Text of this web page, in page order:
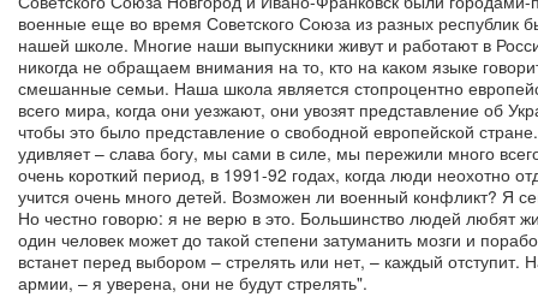
военные еще во время Советского Союза из разных республик
нашей школе. Многие наши выпускники живут и работают в
никогда не обращаем внимания на то, кто на каком языке
смешанные семьи. Наша школа является стопроцентно
всего мира, когда они уезжают, они увозят представление об
чтобы это было представление о свободной европейской
удивляет – слава богу, мы сами в силе, мы пережили много
очень короткий период, в 1991-92 годах, когда люди неохотно
учится очень много детей. Возможен ли военный конфликт? Я
Но честно говорю: я не верю в это. Большинство людей любят
один человек может до такой степени затуманить мозги и
встанет перед выбором – стрелять или нет, – каждый отступит.
армии, – я уверена, они не будут стрелять".